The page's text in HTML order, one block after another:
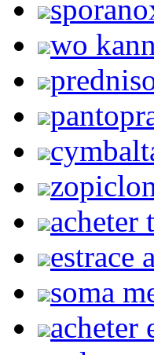
wo
acheter
estrace
soma
acheter